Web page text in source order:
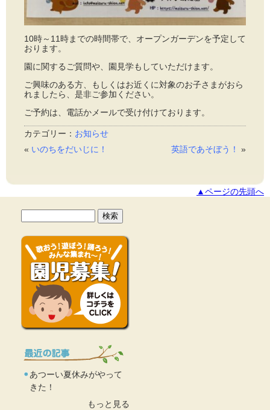
10時～11時までの時間帯で、オープンガーデンを予定して
おります。
園に関するご質問や、園見学もしていただけます。
ご興味のある方、もしくはお近くに対象のお子さまがおら
れましたら、是非ご参加ください。
ご予約は、電話かメールで受け付けております。
カテゴリー： お知らせ
« いのちをだいじに！ 英語であそぼう！ »
▲ページの先頭へ
あつーい夏休みがやって
きた！
もっと見る